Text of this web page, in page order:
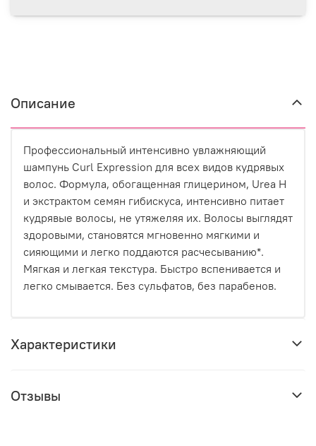
Описание
Профессиональный интенсивно увлажняющий
шампунь Curl Expression для всех видов кудрявых
волос. Формула, обогащенная глицерином, Urea H
и экстрактом семян гибискуса, интенсивно питает
кудрявые волосы, не утяжеляя их. Волосы выглядят
здоровыми, становятся мгновенно мягкими и
сияющими и легко поддаются расчесыванию*.
Мягкая и легкая текстура. Быстро вспенивается и
легко смывается. Без сульфатов, без парабенов.
Характеристики
Отзывы